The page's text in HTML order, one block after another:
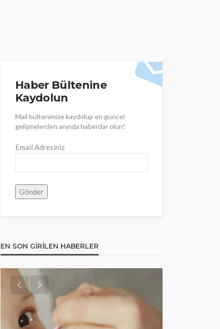
Haber Bültenine
Kaydolun
Mail bültenimize kaydolup en güncel
gelişmelerden anında haberdar olun!
Email Adresiniz
EN SON GIRILEN HABERLER